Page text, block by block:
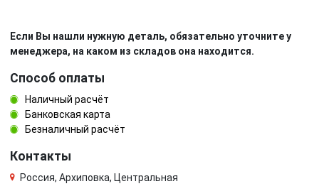
Если Вы нашли нужную деталь, обязательно уточните у
менеджера, на каком из складов она находится.
Способ оплаты
Наличный расчёт
Банковская карта
Безналичный расчёт
Контакты
Россия, Архиповка, Центральная